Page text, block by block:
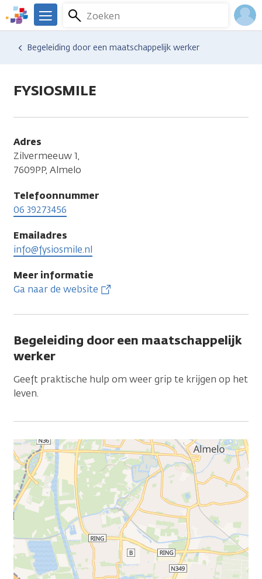
Overslaan
en
naar
We
er
Kanker.nl
Zoeken
Menu
Hulp en ondersteuning
Vind hulp bij kanker
Dagelijks leven
Financiële gevolgen
Begeleiding door een maatschappelijk werker
FYSIOSMILE
Adres
Zilvermeeuw 1,
7609PP, Almelo
Telefoonnummer
06 39273456
Emailadres
info@fysiosmile.nl
Meer informatie
Ga naar de website
Begeleiding door een maatschappelijk
werker
Geeft praktische hulp om weer grip te krijgen op het
leven.